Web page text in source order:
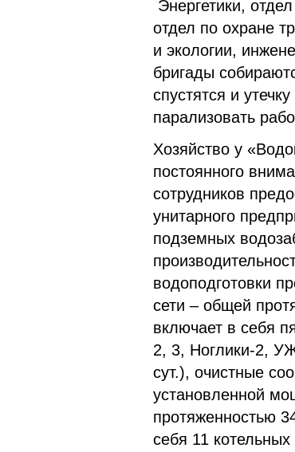
Энергетики,
отдел по охране
и экологии,
бригады
спустятся и
парализовать
Хозяйство у
постоянного
сотрудников
унитарного
подземных
водоподготовки
сети – общей
включает в себя
2, 3, Ноглики-2,
сут.), очистные
установленной
протяженностью
себя 11